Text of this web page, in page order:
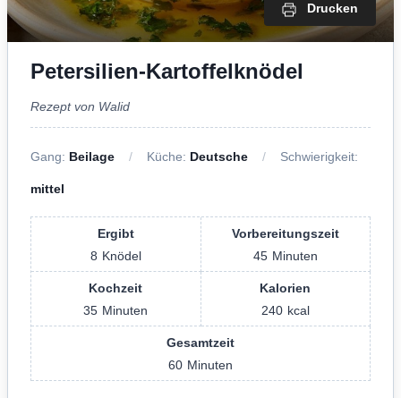
Drucken
Petersilien-Kartoffelknödel
Rezept von Walid
Gang: Beilage Küche: Deutsche Schwierigkeit:
mittel
Ergibt
8 Knödel
Vorbereitungszeit
45 Minuten
Kochzeit
35 Minuten
Kalorien
240 kcal
Gesamtzeit
60 Minuten